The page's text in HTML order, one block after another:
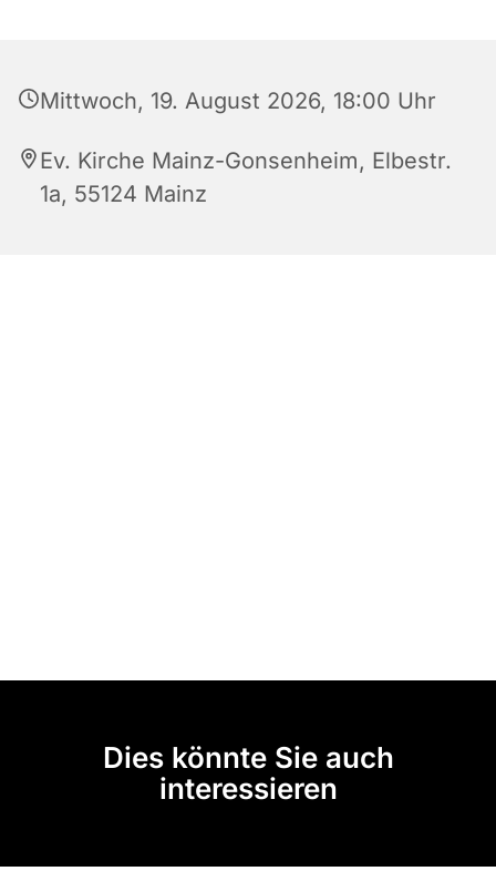
Mittwoch, 19. August 2026, 18:00 Uhr
Ev. Kirche Mainz-Gonsenheim, Elbestr.
1a, 55124 Mainz
Dies könnte Sie auch
interessieren